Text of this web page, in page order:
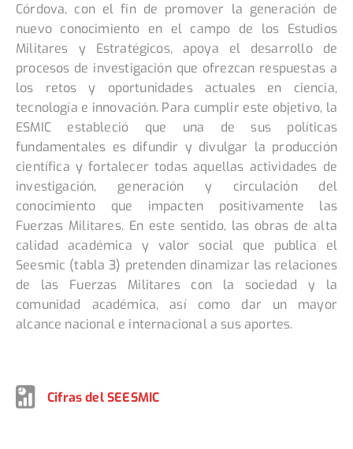
Córdova, con el fin de promover la generación de
nuevo conocimiento en el campo de los Estudios
Militares y Estratégicos, apoya el desarrollo de
procesos de investigación que ofrezcan respuestas a
los retos y oportunidades actuales en ciencia,
tecnología e innovación. Para cumplir este objetivo, la
ESMIC estableció que una de sus políticas
fundamentales es difundir y divulgar la producción
científica y fortalecer todas aquellas actividades de
investigación, generación y circulación del
conocimiento que impacten positivamente las
Fuerzas Militares. En este sentido, las obras de alta
calidad académica y valor social que publica el
Seesmic (tabla 3) pretenden dinamizar las relaciones
de las Fuerzas Militares con la sociedad y la
comunidad académica, así como dar un mayor
alcance nacional e internacional a sus aportes.
Cifras del SEESMIC